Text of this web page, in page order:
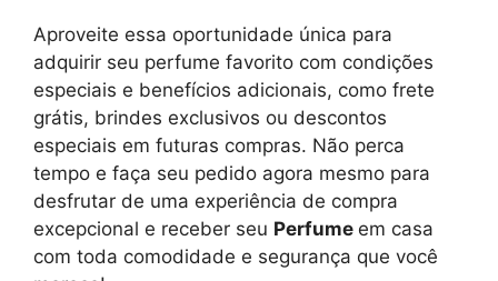
Aproveite essa oportunidade única para
adquirir seu perfume favorito com condições
especiais e benefícios adicionais, como frete
grátis, brindes exclusivos ou descontos
especiais em futuras compras. Não perca
tempo e faça seu pedido agora mesmo para
desfrutar de uma experiência de compra
excepcional e receber seu Perfume em casa
com toda comodidade e segurança que você